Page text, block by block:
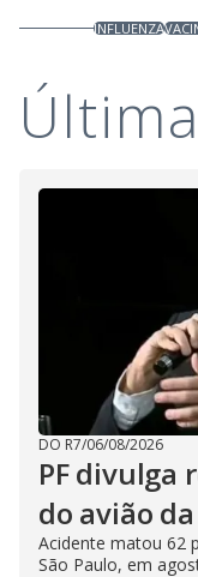
INFLUENZA
DO R7/06/08/2026
PF divulga
do avião
Acidente matou 62
São Paulo, em